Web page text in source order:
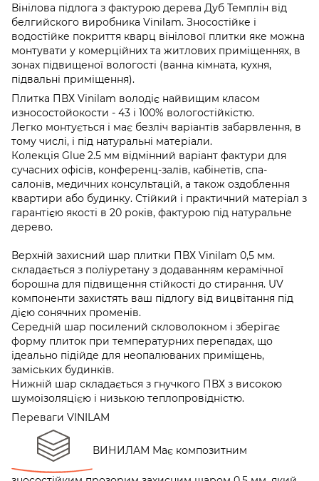
Вінілова підлога з фактурою дерева Дуб Темплін від
белгийского виробника Vinilam. Зносостійке і
водостійке покриття кварц вінілової плитки яке можна
монтувати у комерційних та житлових приміщеннях, в
зонах підвищеної вологості (ванна кімната, кухня,
підвальні приміщення).
Плитка ПВХ Vinilam володіє найвищим класом
износостойокости - 43 і 100% вологостійкістю.
Легко монтується і має безліч варіантів забарвлення, в
тому числі, і під натуральні матеріали.
Колекція Glue 2.5 мм відмінний варіант фактури для
сучасних офісів, конференц-залів, кабінетів, спа-
салонів, медичних консультацій, а також оздоблення
квартири або будинку. Стійкий і практичний матеріал з
гарантією якості в 20 років, фактурою під натуральне
дерево.
Верхній захисний шар плитки ПВХ Vinilam 0,5 мм.
складається з поліуретану з додаванням керамічної
борошна для підвищення стійкості до стирання. UV
компоненти захистять ваш підлогу від вицвітання під
дією сонячних променів.
Середній шар посилений скловолокном і зберігає
форму плиток при температурних перепадах, що
ідеально підійде для неопалюваних приміщень,
заміських будинків.
Нижній шар складається з гнучкого ПВХ з високою
шумоізоляцією і низькою теплопровідністю.
Переваги VINILAM
ВИНИЛАМ Має композитним